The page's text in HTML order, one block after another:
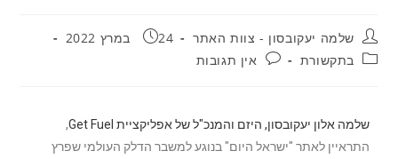
שלמה יעקובסון - צוות האתר
24 במרץ 2022
בתקשורת
אין תגובות
שלמה אלון יעקובסון, היזם והמנכ"ל של אפליקציית Get Fuel
,
התראיין לאתר "ישראל היום" בנוגע למשבר הדלק העולמי שפרץ